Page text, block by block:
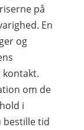
på
En
og
kontakt.
om de
i
bestille tid